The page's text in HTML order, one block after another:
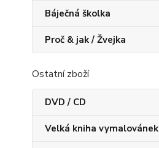
Báječná školka
Proč & jak / Žvejka
Ostatní zboží
DVD / CD
Velká kniha vymalovánek